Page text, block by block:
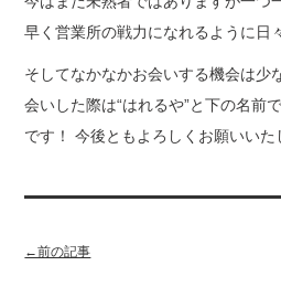
早く営業所の戦力になれるように日
そしてなかなかお会いする機会は少
会いした際は“はれるや”と下の名前
です！ 今後ともよろしくお願いいた
←前の記事